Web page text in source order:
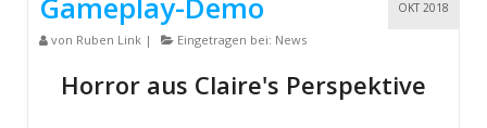
GUIDES
OKT 2018
von Ruben Link | Eingetragen bei: News
Horror aus Claire's Perspektive